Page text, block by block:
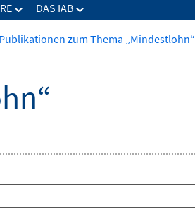
DAS IAB
Publikationen zum Thema „Mindestlohn“